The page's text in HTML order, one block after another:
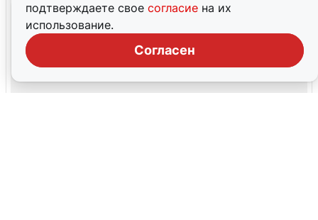
подтверждаете свое согласие на их
использование.
Согласен